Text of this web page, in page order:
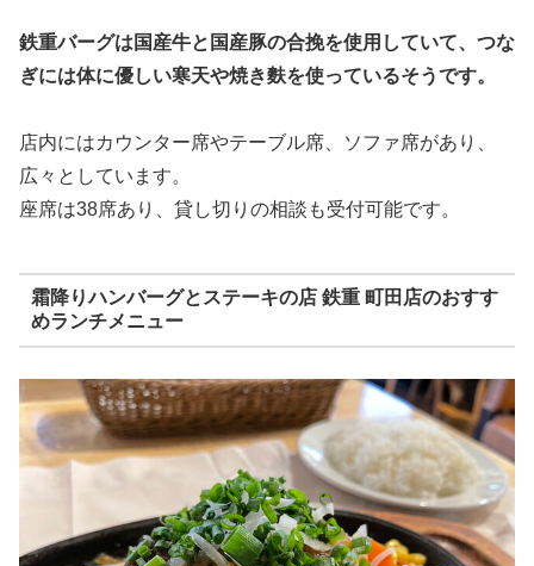
鉄重バーグは国産牛と国産豚の合挽を使用していて、つな
ぎには体に優しい寒天や焼き麩を使っているそうです。
店内にはカウンター席やテーブル席、ソファ席があり、
広々としています。
座席は38席あり、貸し切りの相談も受付可能です。
霜降りハンバーグとステーキの店 鉄重 町田店のおすす
めランチメニュー